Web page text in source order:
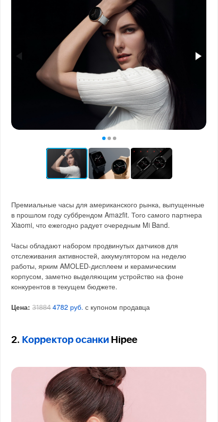
Премиальные часы для американского рынка, выпущенные
в прошлом году суббрендом Amazfit. Того самого партнера
Xiaomi, что ежегодно радует очередным Mi Band.
Часы обладают набором продвинутых датчиков для
отслеживания активностей, аккумулятором на неделю
работы, ярким AMOLED-дисплеем и керамическим
корпусом, заметно выделяющим устройство на фоне
конкурентов в текущем бюджете.
Цена: 31884 4782 руб. с купоном продавца
2. Корректор осанки Hipee